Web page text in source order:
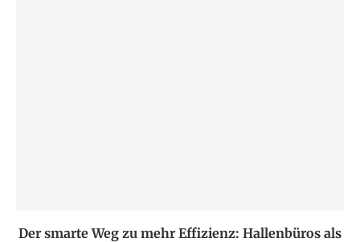
Der smarte Weg zu mehr Effizienz: Hallenbüros als